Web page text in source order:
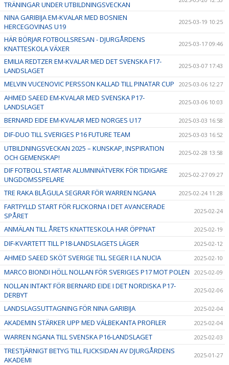
TRÄNINGAR UNDER UTBILDNINGSVECKAN
NINA GARIBIJA EM-KVALAR MED BOSNIEN
HERCEGOVINAS U19
2025-03-19 10:25
HÄR BÖRJAR FOTBOLLSRESAN - DJURGÅRDENS
KNATTESKOLA VÄXER
2025-03-17 09:46
EMILIA REDTZER EM-KVALAR MED DET SVENSKA F17-
LANDSLAGET
2025-03-07 17:43
MELVIN VUCENOVIC PERSSON KALLAD TILL PINATAR CUP 2025-03-06 12:27
AHMED SAEED EM-KVALAR MED SVENSKA P17-
LANDSLAGET
2025-03-06 10:03
BERNARD EIDE EM-KVALAR MED NORGES U17 2025-03-03 16:58
DIF-DUO TILL SVERIGES P16 FUTURE TEAM 2025-03-03 16:52
UTBILDNINGSVECKAN 2025 – KUNSKAP, INSPIRATION
OCH GEMENSKAP!
2025-02-28 13:58
DIF FOTBOLL STARTAR ALUMNINÄTVERK FÖR TIDIGARE
UNGDOMSSPELARE
2025-02-27 09:27
TRE RAKA BLÅGULA SEGRAR FÖR WARREN NGANA 2025-02-24 11:28
FARTFYLLD START FÖR FLICKORNA I DET AVANCERADE
SPÅRET
2025-02-24
ANMÄLAN TILL ÅRETS KNATTESKOLA HAR ÖPPNAT 2025-02-19
DIF-KVARTETT TILL P18-LANDSLAGETS LÄGER 2025-02-12
AHMED SAEED SKÖT SVERIGE TILL SEGER I LA NUCIA 2025-02-10
MARCO BIONDI HÖLL NOLLAN FÖR SVERIGES P17 MOT POLEN 2025-02-09
NOLLAN INTAKT FÖR BERNARD EIDE I DET NORDISKA P17-
DERBYT
2025-02-06
LANDSLAGSUTTAGNING FÖR NINA GARIBIJA 2025-02-04
AKADEMIN STÄRKER UPP MED VÄLBEKANTA PROFILER 2025-02-04
WARREN NGANA TILL SVENSKA P16-LANDSLAGET 2025-02-03
TRESTJÄRNIGT BETYG TILL FLICKSIDAN AV DJURGÅRDENS
AKADEMI
2025-01-27